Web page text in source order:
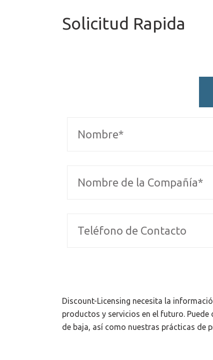
Solicitud Rapida
Discount-Licensing necesita la
productos y servicios en el futuro.
de baja, así como nuestras prácticas de